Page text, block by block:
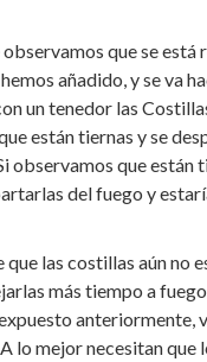
observamos que se está
añadido, y se va
un tenedor las
están tiernas y se
observamos que están
del fuego y
que las costillas aún no
más tiempo a
anteriormente,
lo mejor necesitan que